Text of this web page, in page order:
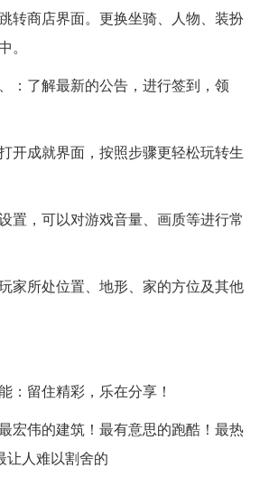
商店界面。更换坐骑、人物、装扮
。
了解最新的公告，进行签到，领
成就界面，按照步骤更轻松玩转生
，可以对游戏音量、画质等进行常
所处位置、地形、家的方位及其他
留住精彩，乐在分享！
伟的建筑！最有意思的跑酷！最热
让人难以割舍的